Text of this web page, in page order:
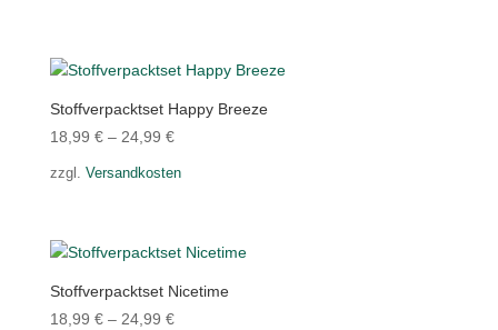
Stoffverpacktset Happy Breeze
18,99 €– 24,99 €
zzgl. Versandkosten
Stoffverpacktset Nicetime
18,99 €– 24,99 €